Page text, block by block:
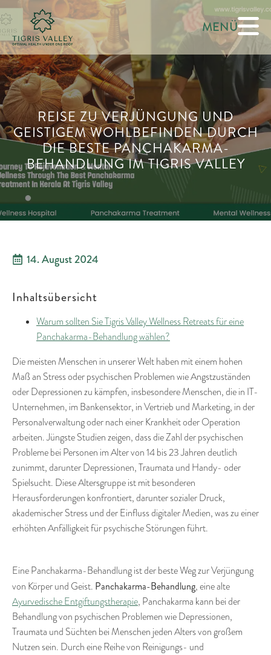
MENÜ
REISE ZU VERJÜNGUNG UND
GEISTIGEM WOHLBEFINDEN DURCH
DIE BESTE PANCHAKARMA-
BEHANDLUNG IM TIGRIS VALLEY
14. August 2024
Inhaltsübersicht
Warum sollten Sie Tigris Valley Wellness Retreats für eine
Panchakarma-Behandlung wählen?
Die meisten Menschen in unserer Welt haben mit einem hohen
Maß an Stress oder psychischen Problemen wie Angstzuständen
oder Depressionen zu kämpfen, insbesondere Menschen, die in IT-
Unternehmen, im Bankensektor, in Vertrieb und Marketing, in der
Personalverwaltung oder nach einer Krankheit oder Operation
arbeiten. Jüngste Studien zeigen, dass die Zahl der psychischen
Probleme bei Personen im Alter von 14 bis 23 Jahren deutlich
zunimmt, darunter Depressionen, Traumata und Handy- oder
Spielsucht. Diese Altersgruppe ist mit besonderen
Herausforderungen konfrontiert, darunter sozialer Druck,
akademischer Stress und der Einfluss digitaler Medien, was zu einer
erhöhten Anfälligkeit für psychische Störungen führt.
Eine Panchakarma-Behandlung ist der beste Weg zur Verjüngung
von Körper und Geist. Panchakarma-Behandlung, eine alte
Ayurvedische Entgiftungstherapie, Panchakarma kann bei der
Behandlung von psychischen Problemen wie Depressionen,
Traumata und Süchten bei Menschen jeden Alters von großem
Nutzen sein. Durch eine Reihe von Reinigungs- und